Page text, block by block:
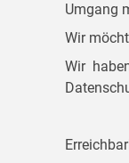
Umgang
Wir
Wir